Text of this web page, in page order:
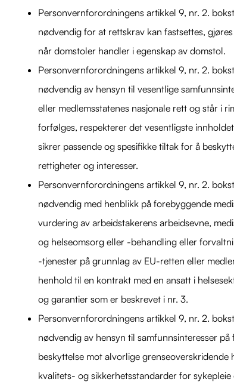
Personvernforordningens artikkel 9, nr. 2.
nødvendig for at rettskrav kan fastsettes,
når domstoler handler i egenskap av domstol.
Personvernforordningens artikkel 9, nr. 2.
nødvendig av hensyn til vesentlige
eller medlemsstatenes nasjonale rett og står i
forfølges, respekterer det vesentligste
sikrer passende og spesifikke tiltak for å
rettigheter og interesser.
Personvernforordningens artikkel 9, nr. 2.
nødvendig med henblikk på forebyggende
vurdering av arbeidstakerens arbeidsevne,
og helseomsorg eller -behandling eller
-tjenester på grunnlag av EU-retten eller
henhold til en kontrakt med en ansatt i
og garantier som er beskrevet i nr. 3.
Personvernforordningens artikkel 9, nr. 2.
nødvendig av hensyn til samfunnsinteresser på
beskyttelse mot alvorlige grenseoverskridende
kvalitets- og sikkerhetsstandarder for